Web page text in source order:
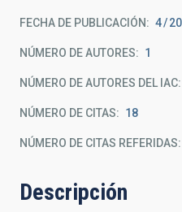
FECHA DE PUBLICACIÓN: 4
NÚMERO DE AUTORES 1
NÚMERO DE AUTORES DEL IAC
NÚMERO DE CITAS 18
NÚMERO DE CITAS REFERIDAS
Descripción